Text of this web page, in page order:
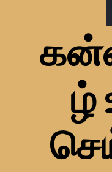
ழ்